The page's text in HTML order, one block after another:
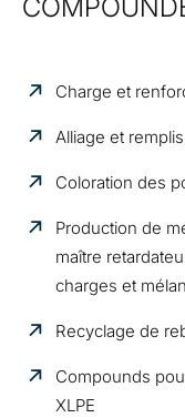
Charge et
Alliage et
Coloration des
Production de
maître
charges et
Recyclage de
Compounds
XLPE